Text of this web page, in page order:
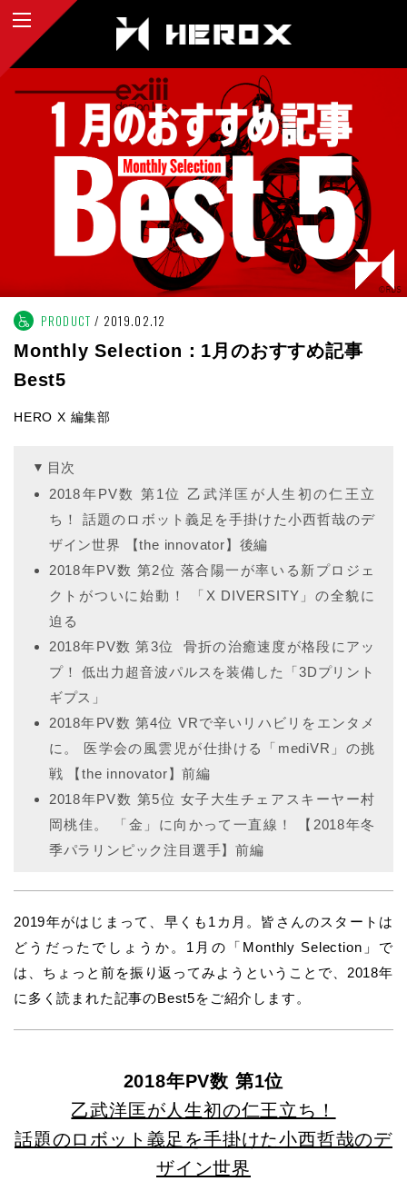
PRODUCT 2019.02.12
Monthly Selection：1月のおすすめ記事
Best5
HERO X 編集部
目次
2018年PV数 第1位 乙武洋匡が人生初の仁王立
ち！ 話題のロボット義足を手掛けた小西哲哉のデ
ザイン世界 【the innovator】後編
2018年PV数 第2位 落合陽一が率いる新プロジェ
クトがついに始動！ 「X DIVERSITY」の全貌に
迫る
2018年PV数 第3位 骨折の治癒速度が格段にアッ
プ！ 低出力超音波パルスを装備した「3Dプリント
ギプス」
2018年PV数 第4位 VRで辛いリハビリをエンタメ
に。 医学会の風雲児が仕掛ける「mediVR」の挑
戦 【the innovator】前編
2018年PV数 第5位 女子大生チェアスキーヤー村
岡桃佳。 「金」に向かって一直線！ 【2018年冬
季パラリンピック注目選手】前編
2019年がはじまって、早くも1カ月。皆さんのスタートは
どうだったでしょうか。1月の「Monthly Selection」で
は、ちょっと前を振り返ってみようということで、2018年
に多く読まれた記事のBest5をご紹介します。
2018年PV数 第1位
乙武洋匡が人生初の仁王立ち！
話題のロボット義足を手掛けた小西哲哉のデ
ザイン世界